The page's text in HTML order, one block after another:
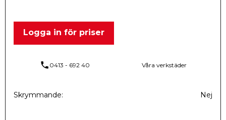
Logga in för priser
phone 0413 - 692 40 Våra verkstäder
Skrymmande Nej